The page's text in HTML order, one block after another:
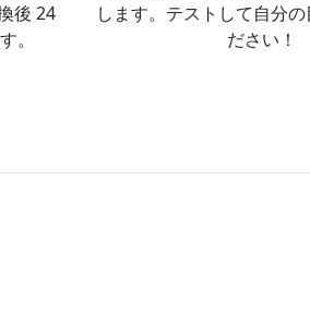
後 24
。
します。テストして自分の
ださい！